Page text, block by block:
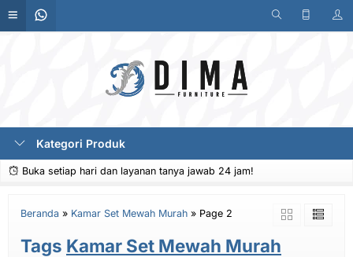
Kategori Produk
Buka setiap hari dan layanan tanya jawab 24 jam!
Beranda » Kamar Set Mewah Murah » Page 2
Tags Kamar Set Mewah Murah